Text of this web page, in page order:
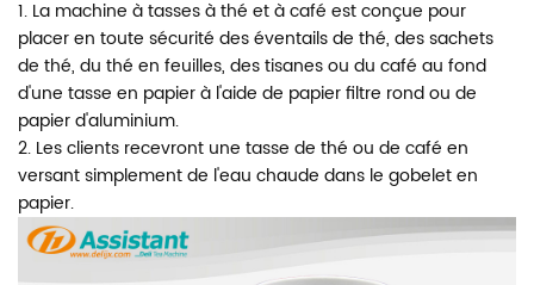
1. La machine à tasses à thé et à café est conçue pour
placer en toute sécurité des éventails de thé, des sachets
de thé, du thé en feuilles, des tisanes ou du café au fond
d'une tasse en papier à l'aide de papier filtre rond ou de
papier d'aluminium.
2. Les clients recevront une tasse de thé ou de café en
versant simplement de l'eau chaude dans le gobelet en
papier.